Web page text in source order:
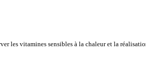
les vitamines sensibles à la chaleur et la